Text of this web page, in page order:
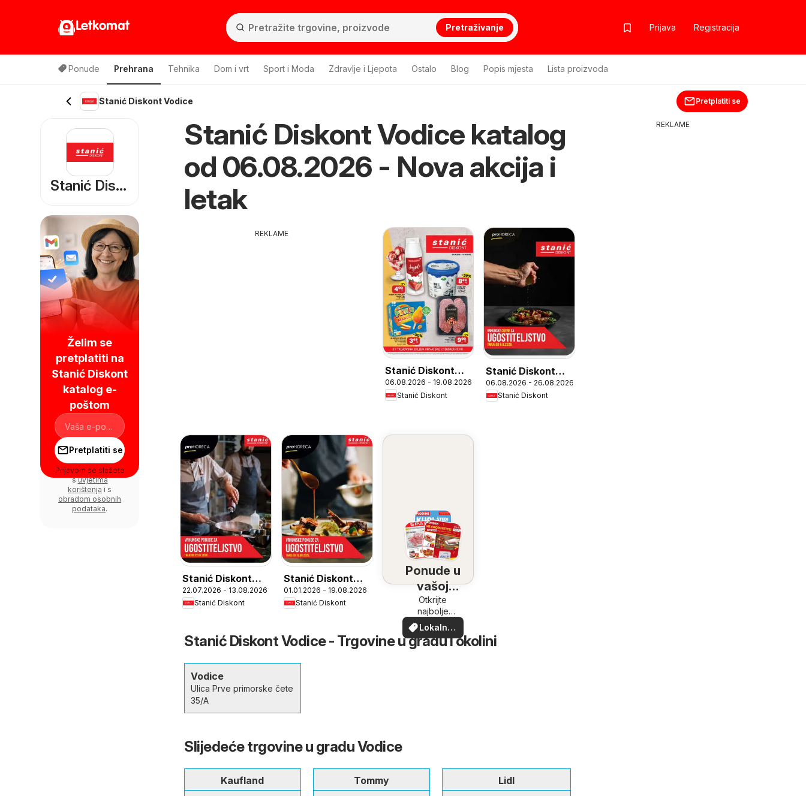
Letkomat Pretraživanje Prijava Registracija
Ponude Prehrana Tehnika Dom i vrt Sport i Moda Zdravlje i Ljepota Ostalo Blog Popis mjesta Lista proizvoda
Stanić Diskont Vodice Pretplatiti se
Stanić Diskont Vodice katalog
od 06.08.2026 - Nova akcija i
letak
REKLAME
Stanić Diskont
Katalog
06.08.2026 - 19.08.2026
Stanić Diskont
Stanić Diskont
proHoreca
06.08.2026 - 26.08.2026
Stanić Diskont
Stanić Diskont
Katalog
proHORECA
22.07.2026 - 13.08.2026
Stanić Diskont
Stanić Diskont
proHoreca
01.01.2026 - 19.08.2026
Stanić Diskont
Ponude u
vašoj
blizini
Otkrijte
najbolje
ponude u
vašoj blizini
Lokalne
ponude
Stanić Diskont Vodice - Trgovine u gradu i okolini
Vodice
Ulica Prve primorske čete
35/A
Slijedeće trgovine u gradu Vodice
Kaufland
Tommy
Lidl
Stanić Diskont
Želim se
pretplatiti na
Stanić Diskont
katalog e-
poštom
Pretplatiti se
Prijavom se slažete
suvjetima
korištenja i s
obradom osobnih
podataka.
REKLAME